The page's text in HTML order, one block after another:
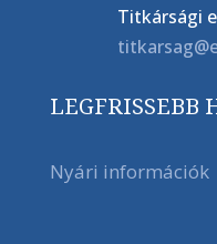
Titkársági
LEGFRISSEBB
Nyári információk